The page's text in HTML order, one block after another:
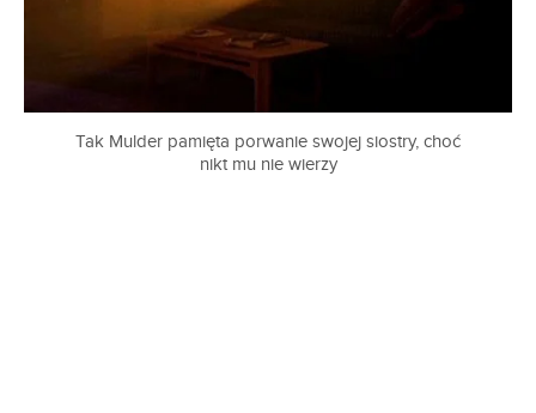
Tak Mulder pamięta porwanie swojej siostry, choć
nikt mu nie wierzy